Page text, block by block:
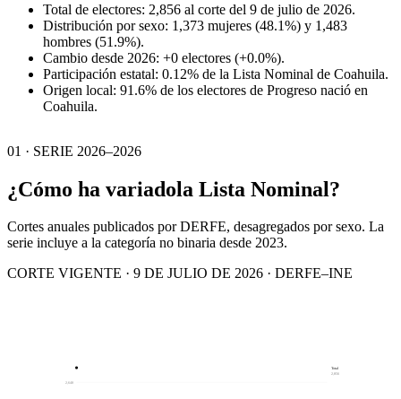
Total de electores: 2,856 al corte del 9 de julio de 2026.
Distribución por sexo: 1,373 mujeres (48.1%) y 1,483
hombres (51.9%).
Cambio desde 2026: +0 electores (+0.0%).
Participación estatal: 0.12% de la Lista Nominal de Coahuila.
Origen local: 91.6% de los electores de Progreso nació en
Coahuila.
01 · SERIE 2026–2026
¿Cómo ha variadola Lista Nominal?
Cortes anuales publicados por DERFE, desagregados por sexo. La
serie incluye a la categoría no binaria desde 2023.
CORTE VIGENTE · 9 DE JULIO DE 2026 · DERFE–INE
2,648
Total
2,856